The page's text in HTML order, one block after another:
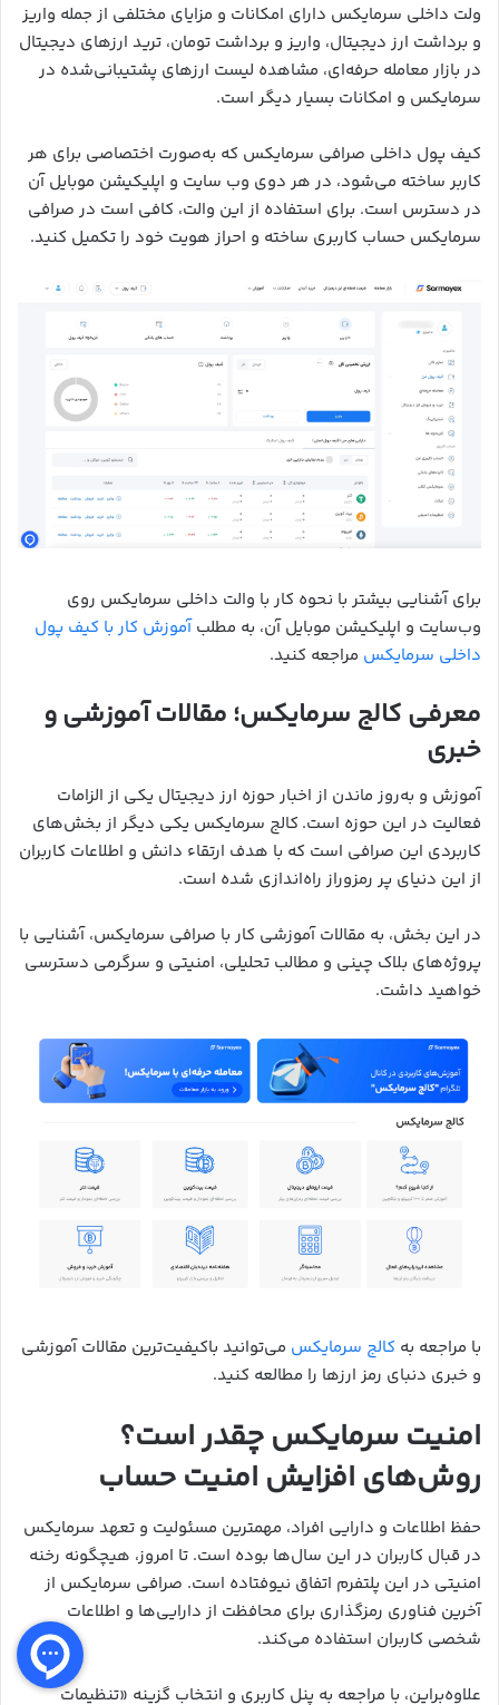
ولت داخلی سرمایکس دارای امکانات و مزایای مختلفی از جمله واریز
و برداشت ارز دیجیتال، واریز و برداشت تومان، ترید ارزهای دیجیتال
در بازار معامله حرفه‌ای، مشاهده لیست ارزهای پشتیبانی‌شده در
سرمایکس و امکانات بسیار دیگر است.
کیف پول داخلی صرافی سرمایکس که به‌صورت اختصاصی برای هر
کاربر ساخته می‌شود، در هر دوی وب سایت و اپلیکیشن موبایل آن
در دسترس است. برای استفاده از این والت، کافی است در صرافی
سرمایکس حساب کاربری ساخته و احراز هویت خود را تکمیل کنید.
برای آشنایی بیشتر با نحوه کار با والت داخلی سرمایکس روی
وب‌سایت و اپلیکیشن موبایل آن، به مطلبآموزش کار با کیف پول
داخلی سرمایکس مراجعه کنید.
معرفی کالج سرمایکس؛ مقالات آموزشی و
خبری
آموزش و به‌روز ماندن از اخبار حوزه ارز دیجیتال یکی از الزامات
فعالیت در این حوزه است. کالج سرمایکس یکی دیگر از بخش‌های
کاربردی این صرافی است که با هدف ارتقاء دانش و اطلاعات کاربران
از این دنیای پر رمزوراز راه‌اندازی شده است.
در این بخش، به مقالات آموزشی کار با صرافی سرمایکس، آشنایی با
پروژه‌های بلاک چینی و مطالب تحلیلی، امنیتی و سرگرمی دسترسی
خواهید داشت.
با مراجعه به کالج سرمایکس می‌توانید باکیفیت‌ترین مقالات آموزشی
و خبری دنبای رمز ارزها را مطالعه کنید.
امنیت سرمایکس چقدر است؟
روش‌های افزایش امنیت حساب
حفظ اطلاعات و دارایی افراد، مهمترین مسئولیت و تعهد سرمایکس
در قبال کاربران در این سال‌ها بوده است. تا امروز، هیچگونه رخنه
امنیتی در این پلتفرم اتفاق نیوفتاده است. صرافی سرمایکس از
آخرین فناوری رمزگذاری برای محافظت از دارایی‌ها و اطلاعات
شخصی کاربران استفاده می‌کند.
علاوه‌براین، با مراجعه به پنل کاربری و انتخاب گزینه «تنظیمات